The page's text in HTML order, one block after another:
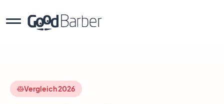
Vergleich 2026